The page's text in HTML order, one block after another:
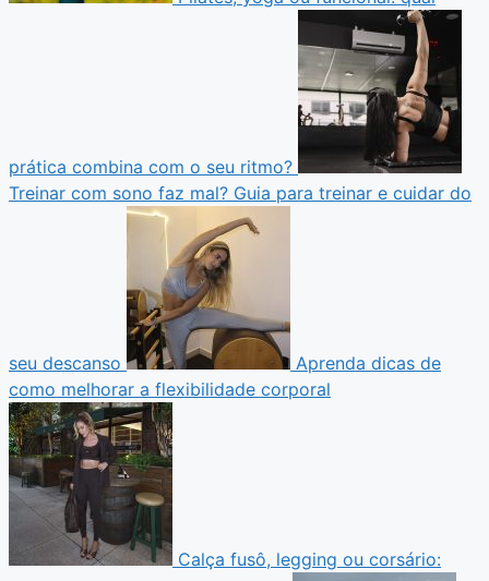
prática combina com o seu ritmo?
Treinar com sono faz mal? Guia para treinar e cuidar do
seu descanso
Aprenda dicas de
como melhorar a flexibilidade corporal
Calça fusô, legging ou corsário: